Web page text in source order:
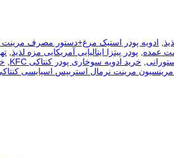
ادویه پودر استیک مرغ+دستور مصرف
عمده پودر پیتزا ایتالیایی آمریکایی مزه لذیذ
خرید ادویه سوخاری پودر کنتاکی KFC
مرینت نرمال استریپس اسپایسی